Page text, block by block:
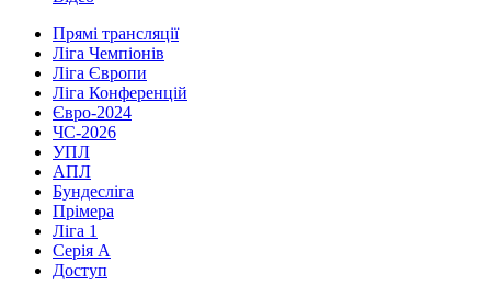
Прямі трансляції
Ліга Чемпіонів
Ліга Європи
Ліга Конференцій
Євро-2024
ЧС-2026
УПЛ
АПЛ
Бундесліга
Прімера
Ліга 1
Серія А
Доступ